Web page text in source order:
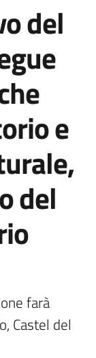
del
e
del
farà
Castel del